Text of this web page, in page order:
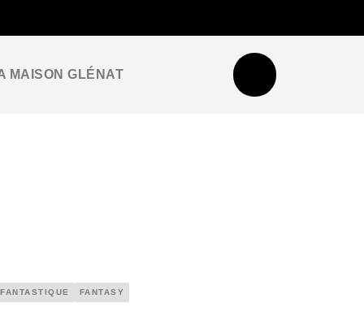
MAISON GLÉNAT
FANTASTIQUE FANTASY